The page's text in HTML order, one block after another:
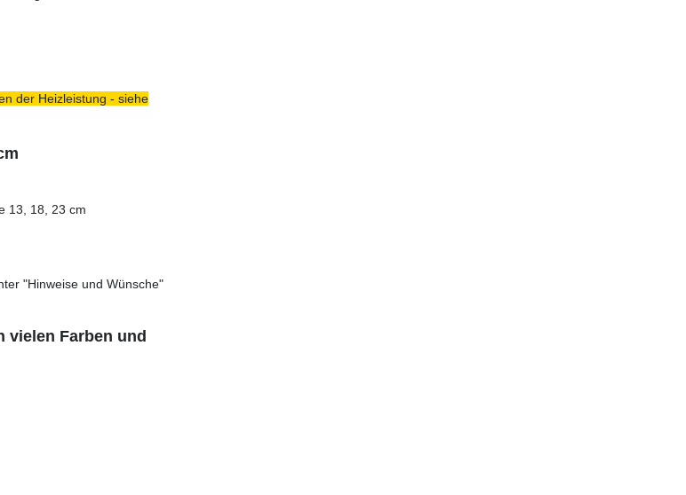
der Heizleistung - siehe
13, 18, 23 cm
"Hinweise und Wünsche"
vielen Farben und